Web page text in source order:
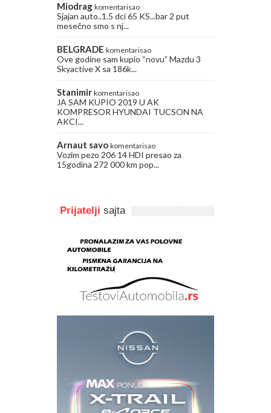
Miodrag komentarisao
Sjajan auto..1.5 dci 65 KS...bar 2 put
mesečno smo s nj...
BELGRADE komentarisao
Ove godine sam kupio “novu” Mazdu 3
Skyactive X sa 186k...
Stanimir komentarisao
JA SAM KUPIO 2019 U AK
KOMPRESOR HYUNDAI TUCSON NA
AKCI...
Arnaut savo komentarisao
Vozim pezo 206 14 HDI presao za
15godina 272 000 km pop...
Prijatelji sajta